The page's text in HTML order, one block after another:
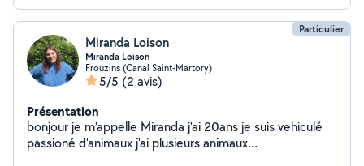
Particulier
Miranda Loison
Miranda Loison
Frouzins (Canal Saint-Martory)
5/5 (2 avis)
Présentation
bonjour je m'appelle Miranda j'ai 20ans je suis vehiculé
passioné d'animaux j'ai plusieurs animaux